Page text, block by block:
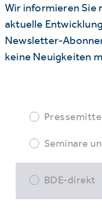
Wir informieren Sie
aktuelle
Newsletter-
keine Neuigkeiten
Seminare
BDE-direkt